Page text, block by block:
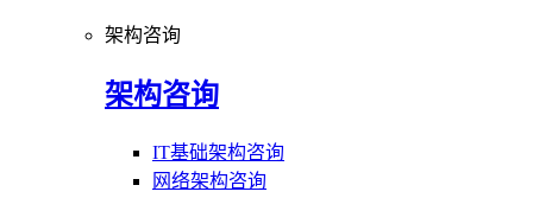
架构咨询
架构咨询
IT基础架构咨询
网络架构咨询